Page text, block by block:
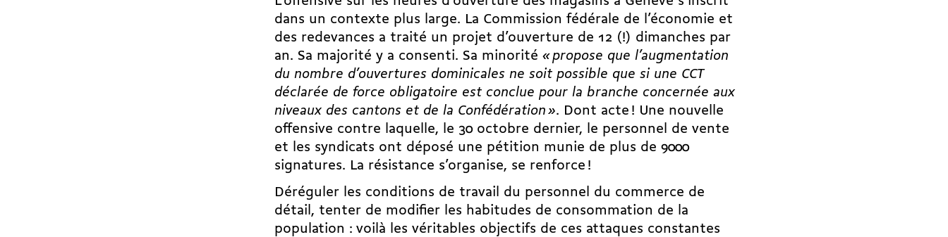
dans un contexte plus large. La Commission fédérale de l’économie et
des redevances a traité un projet d’ouverture de 12 (!) dimanches par
an. Sa majorité y a consenti. Sa minorité « propose que l’augmentation
du nombre d’ouvertures dominicales ne soit possible que si une CCT
déclarée de force obligatoire est conclue pour la branche concernée aux
niveaux des cantons et de la Confédération ». Dont acte ! Une nouvelle
offensive contre laquelle, le 30 octobre dernier, le personnel de vente
et les syndicats ont déposé une pétition munie de plus de 9000
signatures. La résistance s’organise, se renforce !
Déréguler les conditions de travail du personnel du commerce de
détail, tenter de modifier les habitudes de consommation de la
population : voilà les véritables objectifs de ces attaques constantes